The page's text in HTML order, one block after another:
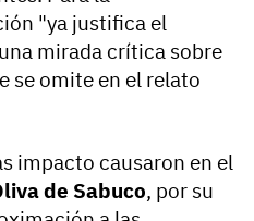
"ya justifica el
mirada crítica sobre
se omite en el relato
impacto causaron en el
de Sabuco, por su